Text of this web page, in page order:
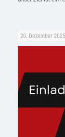
20. Dezember 2025